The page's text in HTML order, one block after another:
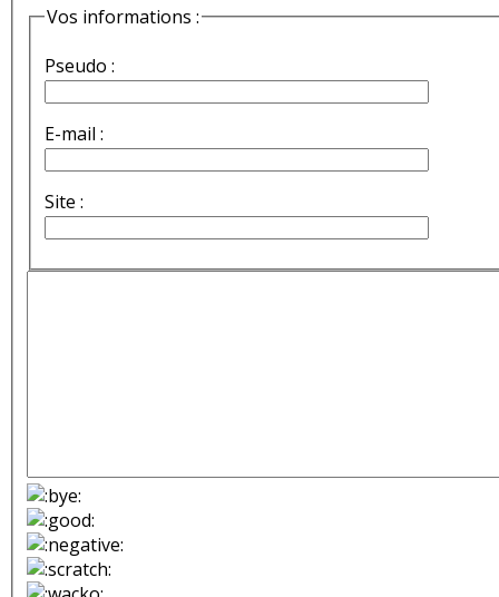
Vos informations :
Pseudo :
E-mail :
Site :